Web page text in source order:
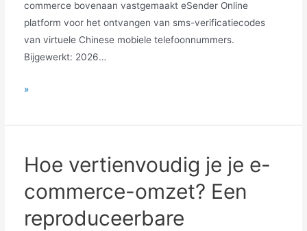
commerce bovenaan vastgemaakt eSender Online
platform voor het ontvangen van sms-verificatiecodes
van virtuele Chinese mobiele telefoonnummers.
Bijgewerkt: 2026…
eSender
platform
het
ontvangen
van
verificatiecodes
»
Hoe vertienvoudig je je e-
commerce-omzet? Een
reproduceerbare